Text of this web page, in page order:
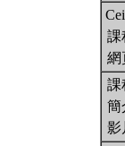
課
網
課
簡
影